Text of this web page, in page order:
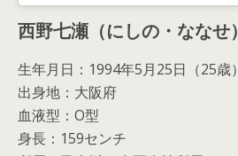
西野七瀬（にしの・ななせ）
生年月日：1994年5月25日（25歳）
出身地：大阪府
血液型：O型
身長：159センチ